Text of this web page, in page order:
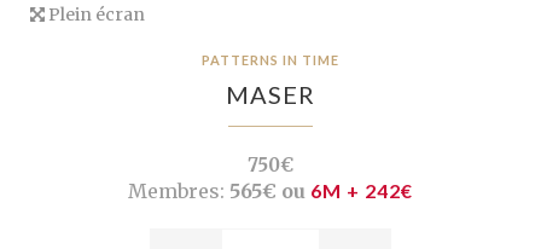
Plein écran
PATTERNS IN TIME
MASER
750€
Membres: 565€ ou 6M + 242€